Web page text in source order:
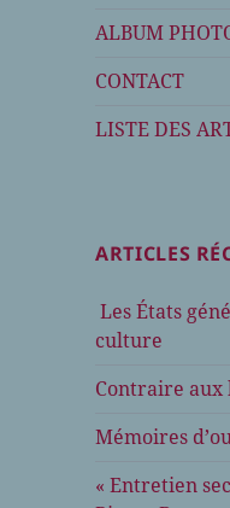
ALBUM
CONTACT
LISTE DES
ARTICLES
Les États
culture
Contraire aux
Mémoires
« Entretien